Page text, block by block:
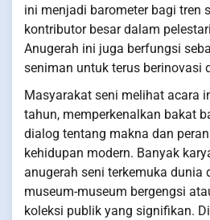
ini menjadi barometer bagi tren
kontributor besar dalam
Anugerah ini juga berfungsi
seniman untuk terus berinovasi
Masyarakat seni melihat acara
tahun, memperkenalkan bakat
dialog tentang makna dan
kehidupan modern. Banyak
anugerah seni terkemuka dunia
museum-museum bergengsi
koleksi publik yang signifikan.